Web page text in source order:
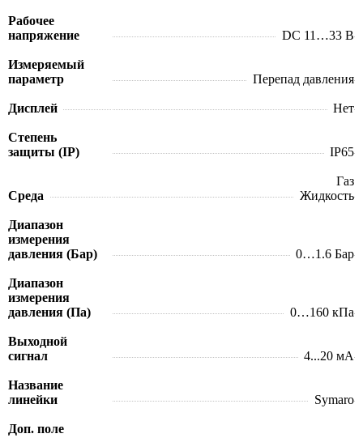
Рабочее
напряжение
DC 11…33 В
Измеряемый
параметр
Перепад давления
Дисплей Нет
Степень
защиты (IP)
IP65
Среда
Газ
Жидкость
Диапазон
измерения
давления (Бар)
0…1.6 Бар
Диапазон
измерения
давления (Па)
0…160 кПа
Выходной
сигнал
4...20 мА
Название
линейки
Symaro
Доп. поле